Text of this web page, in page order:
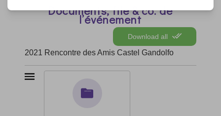
Documents, file & co. de
l’événement
Download all
2021 Rencontre des Amis Castel Gandolfo